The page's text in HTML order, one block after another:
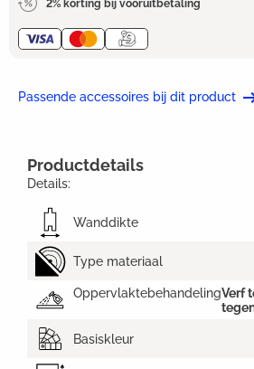
2% korting bij vooruitbetaling
Passende accessoires bij dit product
Productdetails
Details:
Wanddikte
Type materiaal
OppervlaktebehandelingVerf
Basiskleur